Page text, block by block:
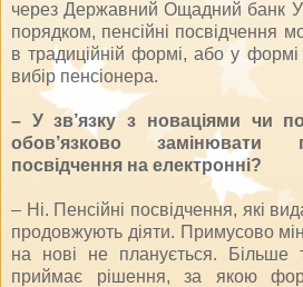
через Державний Ощадний банк
порядком, пенсійні посвідчення
в традиційній формі, або у формі
вибір пенсіонера.
– У зв’язку з новаціями чи
обов’язково замінювати
посвідчення на електронні?
– Ні. Пенсійні посвідчення, які
продовжують діяти. Примусово
на нові не планується. Більше
приймає рішення, за якою